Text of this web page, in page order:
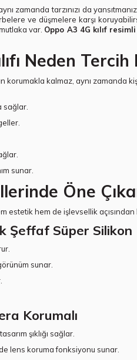
zamanda tarzınızı da
ve düşmelere karşı
var. Oppo A3 4G kılıf
Neden Tercih
korumakla kalmaz, aynı zamanda
sağlar.
sunar.
Öne
estetik hem de işlevsellik açısından
Şeffaf Süper Silikon
sunar.
Korumalı
şıklığı sağlar.
lens koruma fonksiyonu sunar.